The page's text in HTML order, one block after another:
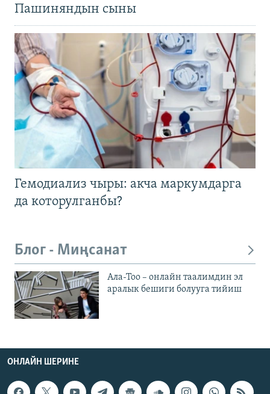
Пашиняндын сыны
Гемодиализ чыры: акча маркумдарга
да которулганбы?
Блог - Миңсанат
Ала-Тоо – онлайн таалимдин эл
аралык бешиги болууга тийиш
ОНЛАЙН ШЕРИНЕ